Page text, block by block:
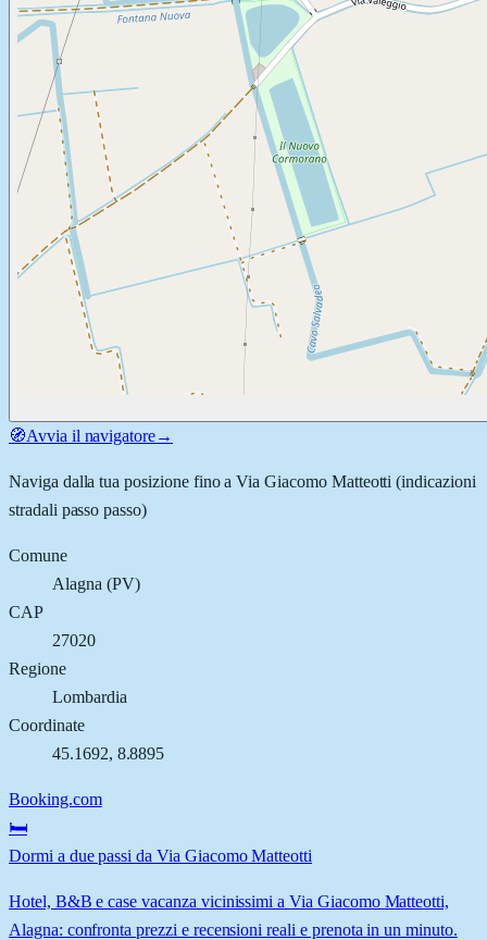
🧭Avvia il navigatore→
Naviga dalla tua posizione fino aVia Giacomo Matteotti (indicazioni
stradali passo passo)
Comune
Alagna (PV)
CAP
27020
Regione
Lombardia
Coordinate
45.1692, 8.8895
Booking.com
🛏️
Dormi a due passi da Via Giacomo Matteotti
Hotel, B&B e case vacanza vicinissimi a Via Giacomo Matteotti,
Alagna: confronta prezzi e recensioni reali e prenota in un minuto.